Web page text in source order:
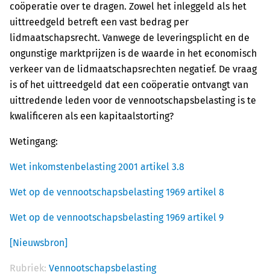
coöperatie over te dragen. Zowel het inleggeld als het
uittreedgeld betreft een vast bedrag per
lidmaatschapsrecht. Vanwege de leveringsplicht en de
ongunstige marktprijzen is de waarde in het economisch
verkeer van de lidmaatschapsrechten negatief. De vraag
is of het uittreedgeld dat een coöperatie ontvangt van
uittredende leden voor de vennootschapsbelasting is te
kwalificeren als een kapitaalstorting?
Wetingang:
Wet inkomstenbelasting 2001 artikel 3.8
Wet op de vennootschapsbelasting 1969 artikel 8
Wet op de vennootschapsbelasting 1969 artikel 9
[Nieuwsbron]
Rubriek: Vennootschapsbelasting